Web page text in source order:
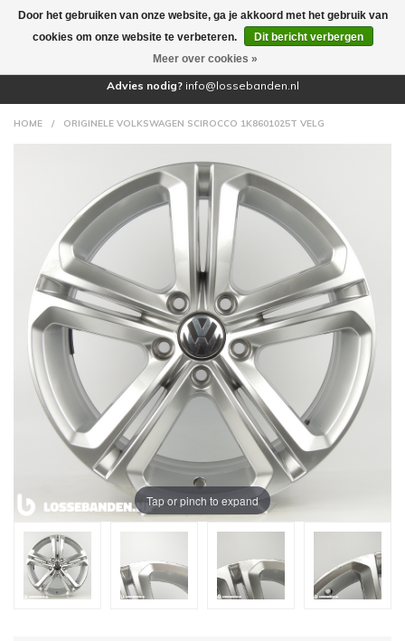
(0)
Advies nodig? info@lossebanden.nl
HOME / ORIGINELE VOLKSWAGEN SCIROCCO 1K8601025T VELG
Tap or pinch to expand
Door het gebruiken van onze website, ga je akkoord met het gebruik van
cookies om onze website te verbeteren.
Dit bericht verbergen
Meer over cookies »